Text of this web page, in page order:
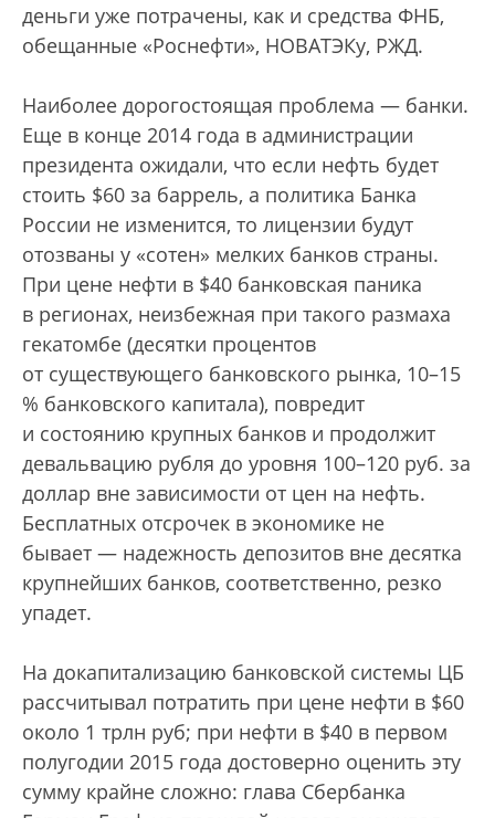
деньги уже потрачены, как и средства ФНБ,
обещанные «Роснефти», НОВАТЭКу, РЖД.
Наиболее дорогостоящая проблема — банки.
Еще в конце 2014 года в администрации
президента ожидали, что если нефть будет
стоить $60 за баррель, а политика Банка
России не изменится, то лицензии будут
отозваны у «сотен» мелких банков страны.
При цене нефти в $40 банковская паника
в регионах, неизбежная при такого размаха
гекатомбе (десятки процентов
от существующего банковского рынка, 10–15
% банковского капитала), повредит
и состоянию крупных банков и продолжит
девальвацию рубля до уровня 100–120 руб. за
доллар вне зависимости от цен на нефть.
Бесплатных отсрочек в экономике не
бывает — надежность депозитов вне десятка
крупнейших банков, соответственно, резко
упадет.
На докапитализацию банковской системы ЦБ
рассчитывал потратить при цене нефти в $60
около 1 трлн руб; при нефти в $40 в первом
полугодии 2015 года достоверно оценить эту
сумму крайне сложно: глава Сбербанка